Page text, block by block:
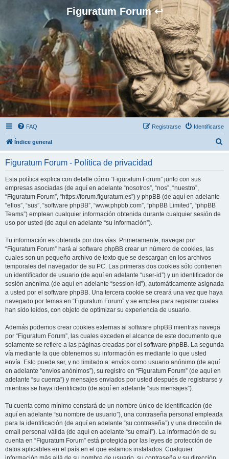
Figuratum Forum ↩
FAQ Identificarse
Registrarse
Índice general
Figuratum Forum - Política de privacidad
Esta política explica con detalle cómo “Figuratum Forum” junto con sus
empresas asociadas (de aquí en adelante “nosotros”, “nos”, “nuestro”,
“Figuratum Forum”, “https://forum.figuratum.es”) y phpBB (de aquí en adelante
“ellos”, “sus”, “software phpBB”, “www.phpbb.com”, “phpBB Limited”, “phpBB
Teams”) emplean cualquier información obtenida durante cualquier sesión de
uso por usted (de aquí en adelante “su información”).
Tu información es obtenida por dos vías. Primeramente, navegar por
“Figuratum Forum” hará al software phpBB crear un número de cookies, las
cuales son un pequeño archivo de texto que se descargan en los archivos
temporales del navegador de su PC. Las primeras dos cookies sólo contienen
un identificador de usuario (de aquí en adelante “user-id”) y un identificador de
sesión anónima (de aquí en adelante “session-id”), automáticamente asignada
a usted por el software phpBB. Una tercera cookie se creará una vez que haya
navegado por temas en “Figuratum Forum” y se emplea para registrar cuales
han sido leídos, con objeto de optimizar su experiencia de usuario.
Además podemos crear cookies externas al software phpBB mientras navega
por “Figuratum Forum”, las cuales exceden el alcance de este documento que
solamente se refiere a las páginas creadas por el software phpBB. La segunda
vía mediante la que obtenemos su información es mediante lo que usted
envía. Esto puede ser, y no limitado a: envíos como usuario anónimo (de aquí
en adelante “envíos anónimos”), su registro en “Figuratum Forum” (de aquí en
adelante “su cuenta”) y mensajes enviados por usted después de registrarse y
mientras se haya identificado (de aquí en adelante “sus mensajes”).
Tu cuenta como mínimo constará de un nombre único de identificación (de
aquí en adelante “su nombre de usuario”), una contraseña personal empleada
para la identificación (de aquí en adelante “su contraseña”) y una dirección de
email personal válida (de aquí en adelante “su email”). La información de su
cuenta en “Figuratum Forum” está protegida por las leyes de protección de
datos aplicables en el país en el que estamos instalados. Cualquier